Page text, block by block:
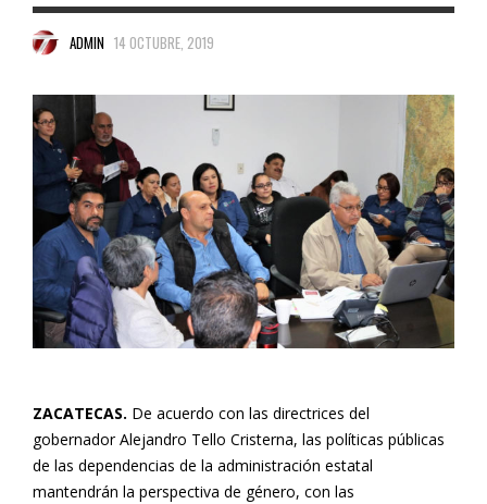
ADMIN 14 OCTUBRE, 2019
ZACATECAS. De acuerdo con las directrices del
gobernador Alejandro Tello Cristerna, las políticas públicas
de las dependencias de la administración estatal
mantendrán la perspectiva de género, con las